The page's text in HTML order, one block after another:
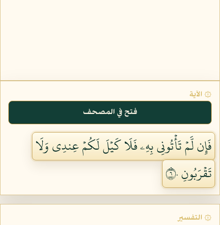
۞ الآية
فتح في المصحف
فَإِن لَّمۡ تَأۡتُونِي بِهِۦ فَلَا كَيۡلَ لَكُمۡ عِندِي وَلَا
تَقۡرَبُونِ ٦٠
۞ التفسير